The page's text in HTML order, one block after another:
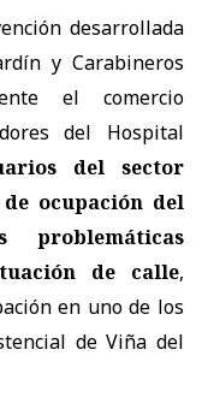
desarrollada
y Carabineros
el comercio
del Hospital
del sector
ocupación del
de calle,
en uno de los
de Viña del